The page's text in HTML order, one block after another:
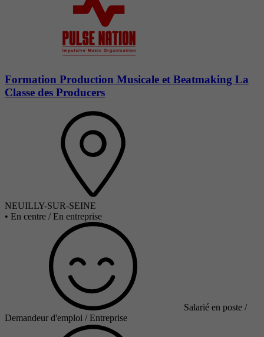
Formation Production Musicale et Beatmaking La
Classe des Producers
NEUILLY-SUR-SEINE
• En centre / En entreprise
Salarié en poste /
Demandeur d'emploi / Entreprise